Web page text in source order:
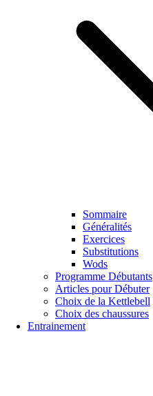
Sommaire
Généralités
Exercices
Substitutions
Wods
Programme Débutants
Articles pour Débuter
Choix de la Kettlebell
Choix des chaussures
Entrainement